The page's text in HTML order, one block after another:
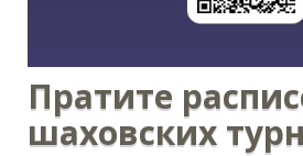
Пратите
шаховских